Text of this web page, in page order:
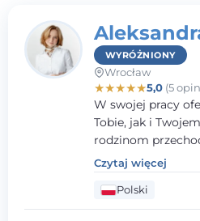
WYRÓŻNIONY
Wrocław
★★★★★5,0(5
W swojej pracy
Tobie, jak i
rodzinom
momenty,
wzajemnym
komunikacji.
pracy z dziećmi i
Czytaj więcej
Polski